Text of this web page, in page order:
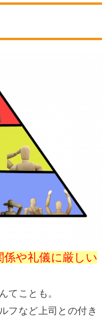
係や礼儀に厳しい
てことも。
フなど上司との付き